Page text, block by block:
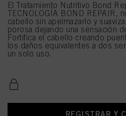
El Tratamiento Nutritivo Bond
TECNOLOGÍA BOND REPAIR,
cabello sin apelmazarlo y
porosa dejando una sensación
Fortifica el cabello creando
los daños equivalentes a dos
un solo uso.
REGISTRAR Y